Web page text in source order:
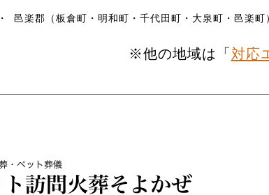
邑楽郡（板倉町・明和町・千代田町・大泉町・邑楽町
※他の地域は「 対応